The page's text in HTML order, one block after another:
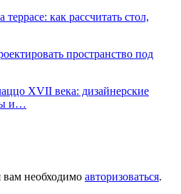
как рассчитать стол,
пространство под
XVII века: дизайнерские
и…
вам необходимо авторизоваться.